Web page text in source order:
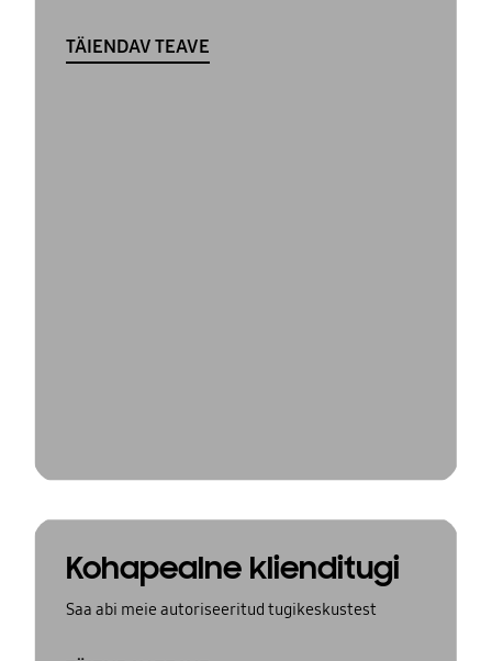
TÄIENDAV TEAVE
Kohapealne klienditugi
Saa abi meie autoriseeritud tugikeskustest